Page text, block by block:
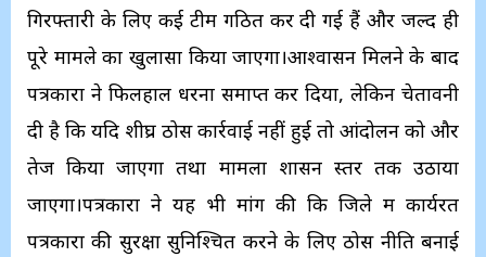
गिरफ्तारी के लिए कई टीमें गठित कर दी गई हैं और जल्द ही
पूरे मामले का खुलासा किया जाएगा।आश्वासन मिलने के बाद
पत्रकारों ने फिलहाल धरना समाप्त कर दिया, लेकिन चेतावनी
दी है कि यदि शीघ्र ठोस कार्रवाई नहीं हुई तो आंदोलन को और
तेज किया जाएगा तथा मामला शासन स्तर तक उठाया
जाएगा।पत्रकारों ने यह भी मांग की कि जिले में कार्यरत
पत्रकारों की सुरक्षा सुनिश्चित करने के लिए ठोस नीति बनाई